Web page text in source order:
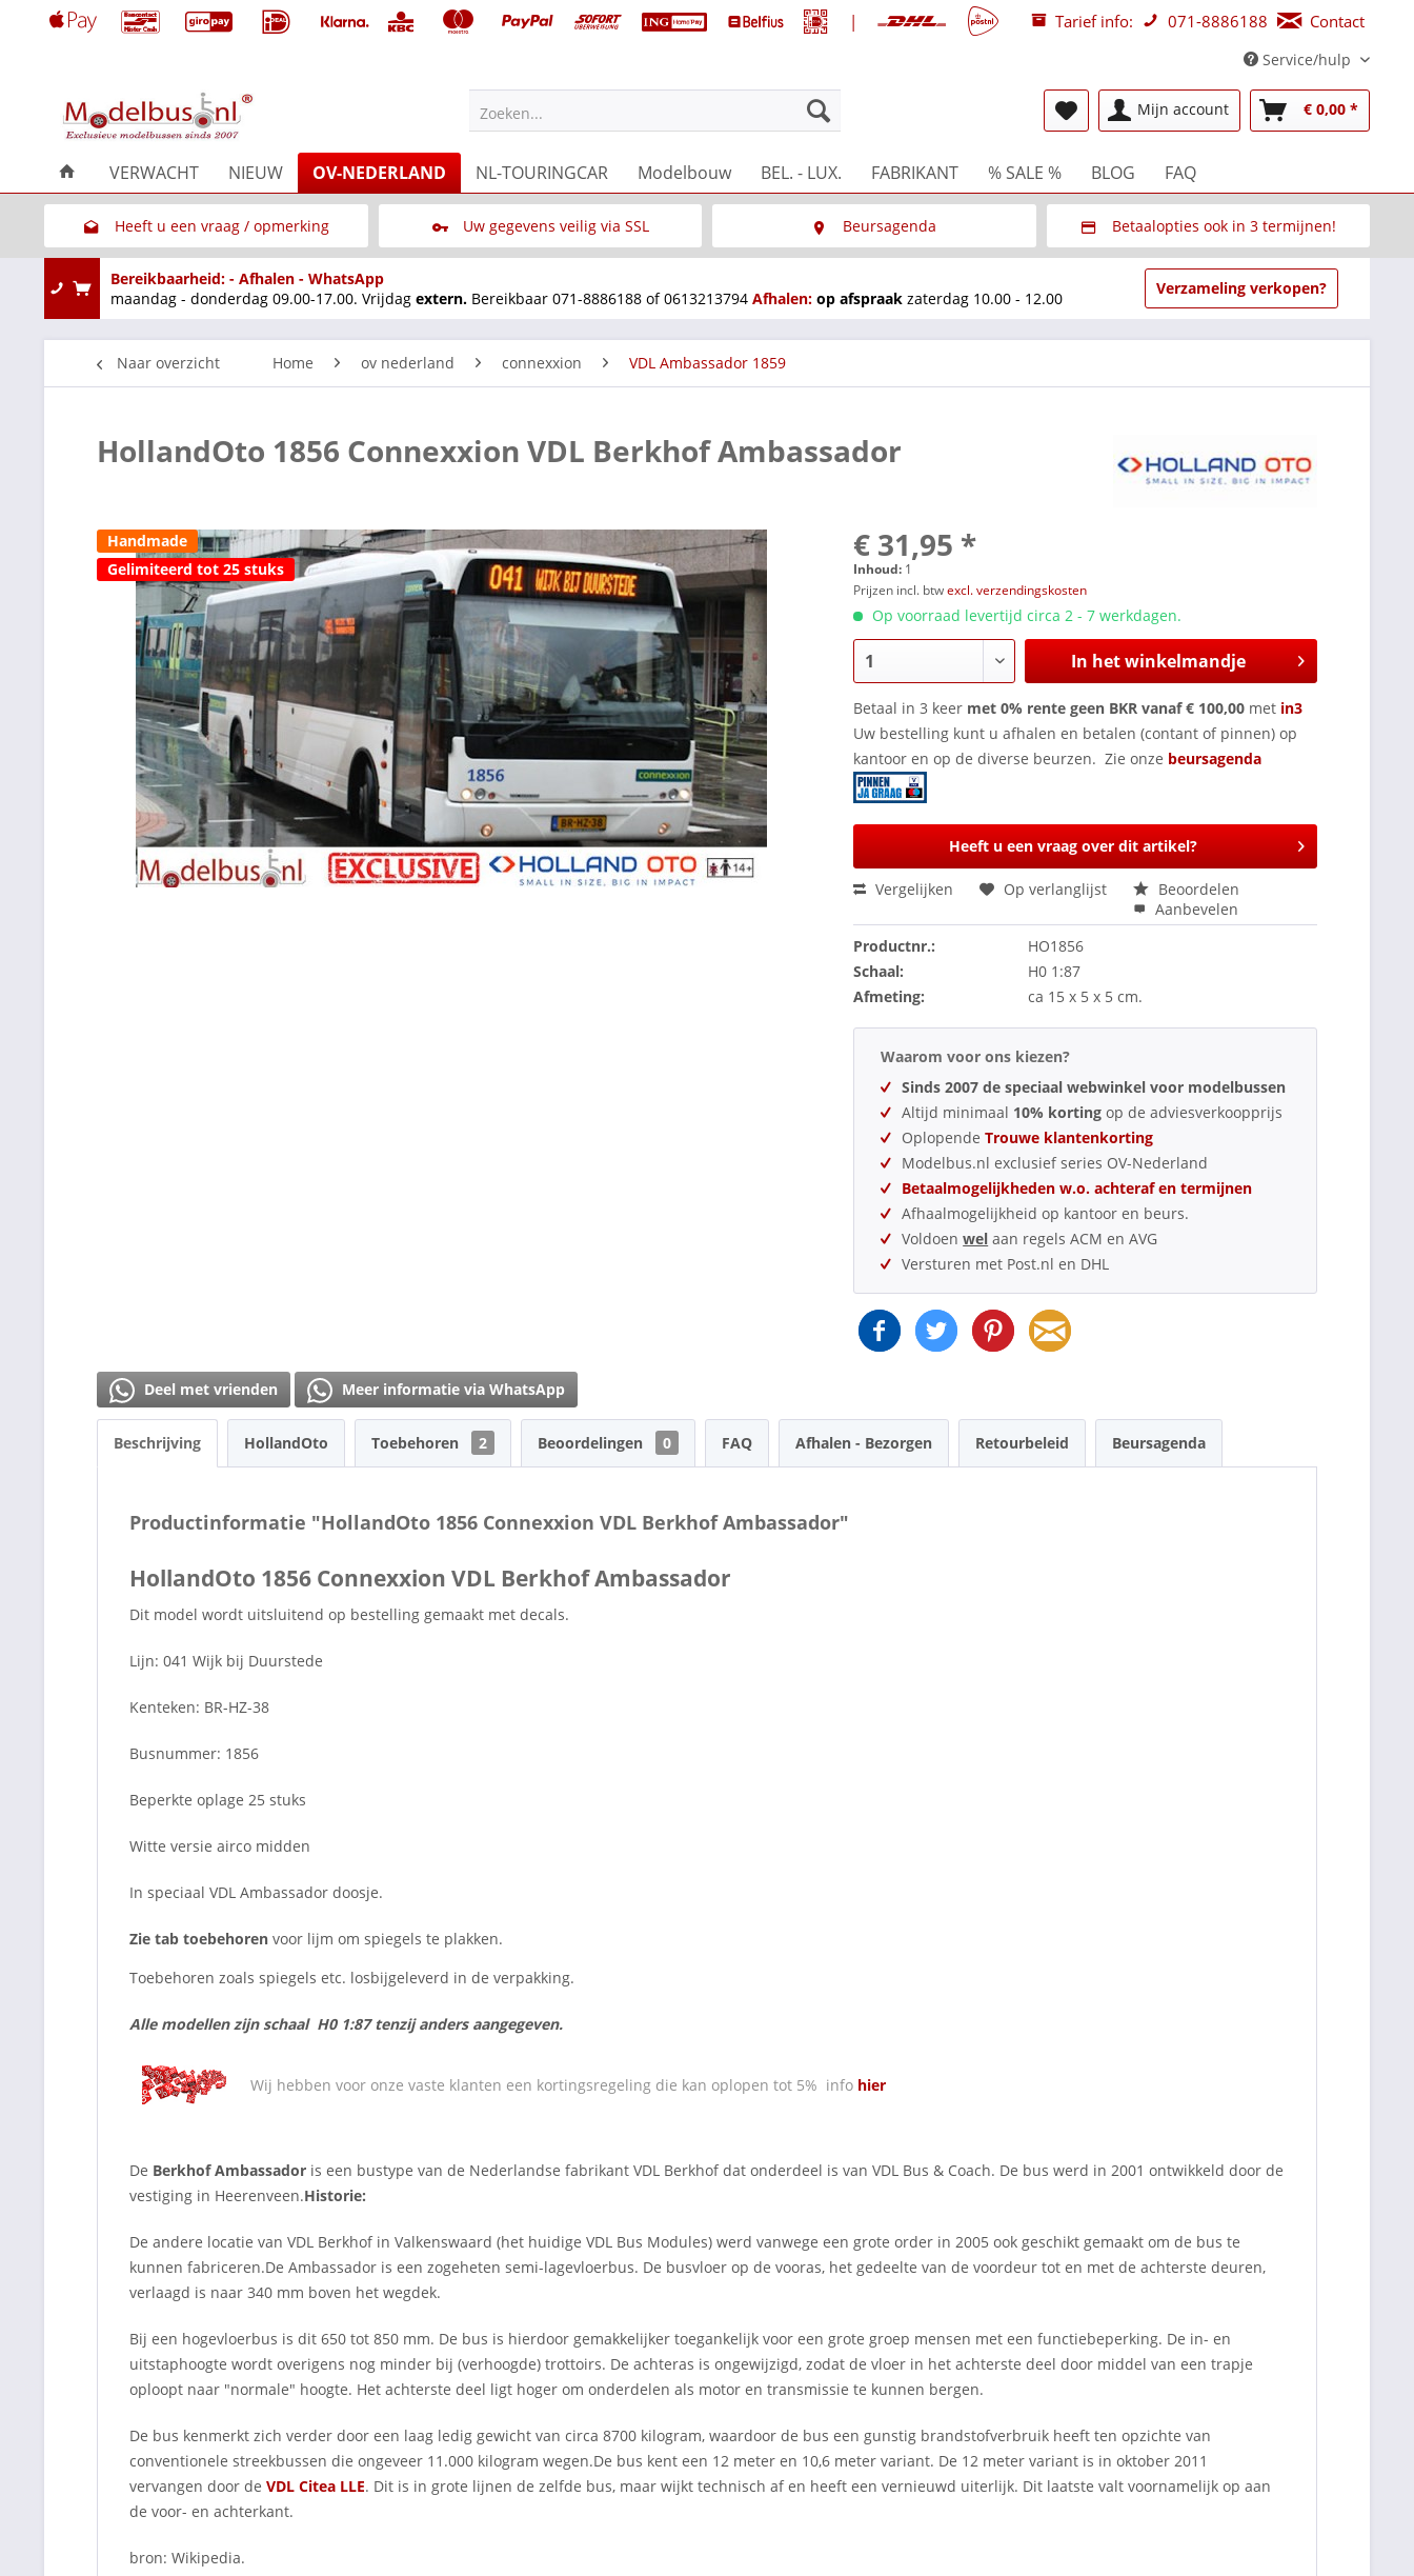
| Tarief info: 071-8886188 Contact
Service/hulp
Zoeken... Mijn account € 0,00 *
VERWACHT NIEUW OV-NEDERLAND NL-TOURINGCAR Modelbouw BEL. - LUX. FABRIKANT % SALE % BLOG FAQ
Heeft u een vraag / opmerking
Link naar het contactformulier
Uw gegevens veilig via SSL Beursagenda Betaalopties ook in 3 termijnen!
Via Multisafepay (veilig via SSL)
Bereikbaarheid: - Afhalen - WhatsApp
maandag - donderdag 09.00-17.00. Vrijdag extern. Bereikbaar 071-8886188 of 0613213794 Afhalen: op afspraak zaterdag 10.00 - 12.00
Verzameling verkopen?
Naar overzicht Home ov nederland connexxion VDL Ambassador 1859
HollandOto 1856 Connexxion VDL Berkhof Ambassador
Handmade
Gelimiteerd tot 25 stuks
€ 31,95 *
Inhoud: 1
Prijzen incl. btwexcl. verzendingskosten
Op voorraad levertijd circa 2 - 7 werkdagen.
In het winkelmandje
Betaal in 3 keer met 0% rente geen BKR vanaf € 100,00 met in3
Uw bestelling kunt u afhalen en betalen (contant of pinnen) op
kantoor en op de diverse beurzen. Zie onze beursagenda
Heeft u een vraag over dit artikel?
Vergelijken Op verlanglijst
Beoordelen
Aanbevelen
Productnr.:
HO1856
Schaal:
H0 1:87
Afmeting:
ca 15 x 5 x 5 cm.
Waarom voor ons kiezen?
Sinds 2007 de speciaal webwinkel voor modelbussen
Altijd minimaal 10% kortingop de adviesverkoopprijs
OplopendeTrouwe klantenkorting
Modelbus.nl exclusief series OV-Nederland
Betaalmogelijkheden w.o. achteraf en termijnen
Afhaalmogelijkheid op kantoor en beurs.
Voldoenwel aan regels ACM en AVG
Versturen met Post.nl en DHL
Deel met vrienden Meer informatie via WhatsApp
Beschrijving HollandOto Toebehoren 2 Beoordelingen 0 FAQ Afhalen - Bezorgen Retourbeleid Beursagenda
Productinformatie "HollandOto 1856 Connexxion VDL Berkhof Ambassador"
HollandOto 1856 Connexxion VDL Berkhof Ambassador
Dit model wordt uitsluitend op bestelling gemaakt met decals.
Lijn: 041 Wijk bij Duurstede
Kenteken: BR-HZ-38
Busnummer: 1856
Beperkte oplage 25 stuks
Witte versie airco midden
In speciaal VDL Ambassador doosje.
Zie tab toebehoren voor lijm om spiegels te plakken.
Toebehoren zoals spiegels etc. losbijgeleverd in de verpakking.
Alle modellen zijn schaal H0 1:87 tenzij anders aangegeven.
Wij hebben voor onze vaste klanten een kortingsregeling die kan oplopen tot 5% info hier
De Berkhof Ambassador is een bustype van de Nederlandse fabrikant VDL Berkhof dat onderdeel is van VDL Bus & Coach. De bus werd in 2001 ontwikkeld door de
vestiging in Heerenveen.Historie:
De andere locatie van VDL Berkhof in Valkenswaard (het huidige VDL Bus Modules) werd vanwege een grote order in 2005 ook geschikt gemaakt om de bus te
kunnen fabriceren.De Ambassador is een zogeheten semi-lagevloerbus. De busvloer op de vooras, het gedeelte van de voordeur tot en met de achterste deuren,
verlaagd is naar 340 mm boven het wegdek.
Bij een hogevloerbus is dit 650 tot 850 mm. De bus is hierdoor gemakkelijker toegankelijk voor een grote groep mensen met een functiebeperking. De in- en
uitstaphoogte wordt overigens nog minder bij (verhoogde) trottoirs. De achteras is ongewijzigd, zodat de vloer in het achterste deel door middel van een trapje
oploopt naar "normale" hoogte. Het achterste deel ligt hoger om onderdelen als motor en transmissie te kunnen bergen.
De bus kenmerkt zich verder door een laag ledig gewicht van circa 8700 kilogram, waardoor de bus een gunstig brandstofverbruik heeft ten opzichte van
conventionele streekbussen die ongeveer 11.000 kilogram wegen.De bus kent een 12 meter en 10,6 meter variant. De 12 meter variant is in oktober 2011
vervangen door de VDL Citea LLE. Dit is in grote lijnen de zelfde bus, maar wijkt technisch af en heeft een vernieuwd uiterlijk. Dit laatste valt voornamelijk op aan
de voor- en achterkant.
bron: Wikipedia.